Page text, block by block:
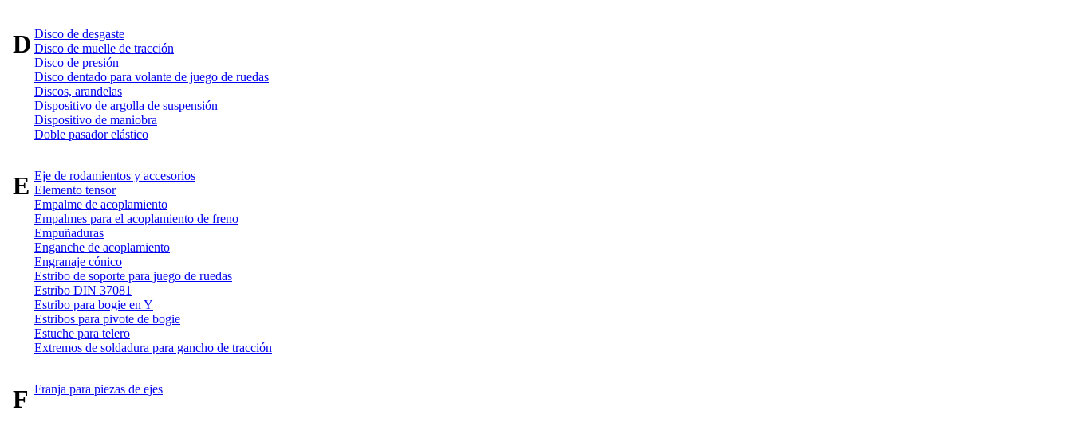
DDisco de desgaste
Disco de muelle de tracción
Disco de presión
Disco dentado para volante de juego de ruedas
Discos, arandelas
Dispositivo de argolla de suspensión
Dispositivo de maniobra
Doble pasador elástico
EEje de rodamientos y accesorios
Elemento tensor
Empalme de acoplamiento
Empalmes para el acoplamiento de freno
Empuñaduras
Enganche de acoplamiento
Engranaje cónico
Estribo de soporte para juego de ruedas
Estribo DIN 37081
Estribo para bogie en Y
Estribos para pivote de bogie
Estuche para telero
Extremos de soldadura para gancho de tracción
FFranja para piezas de ejes